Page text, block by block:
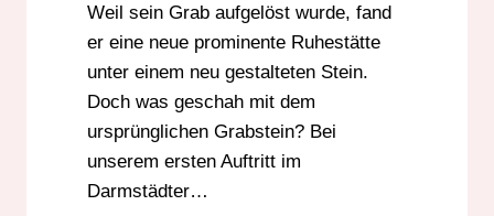
Weil sein Grab aufgelöst wurde, fand
er eine neue prominente Ruhestätte
unter einem neu gestalteten Stein.
Doch was geschah mit dem
ursprünglichen Grabstein? Bei
unserem ersten Auftritt im
Darmstädter…